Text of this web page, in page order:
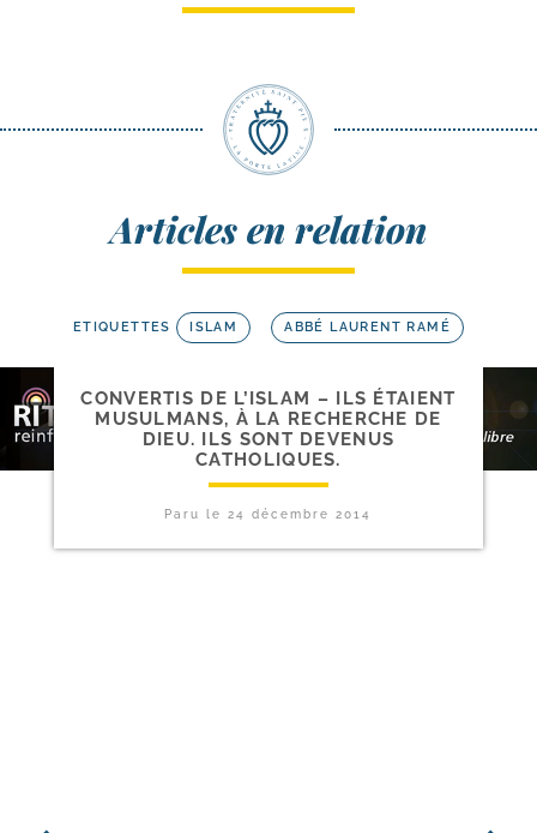
Articles en relation
ETIQUETTES ISLAM ABBÉ LAURENT RAMÉ
CONVERTIS DE L’ISLAM – ILS ÉTAIENT
MUSULMANS, À LA RECHERCHE DE
DIEU. ILS SONT DEVENUS
CATHOLIQUES.
Paru le24 décembre 2014